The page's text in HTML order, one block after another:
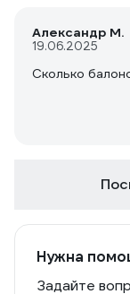
Александр М.
19.06.2025
Сколько
Нужна
Задайте